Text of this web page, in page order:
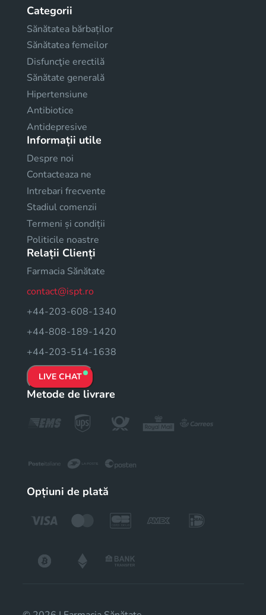
Categorii
Sănătatea bărbaților
Sănătatea femeilor
Disfuncţie erectilă
Sănătate generală
Hipertensiune
Antibiotice
Antidepresive
Informații utile
Despre noi
Contacteaza ne
Intrebari frecvente
Stadiul comenzii
Termeni și condiții
Politicile noastre
Relații Clienți
Farmacia Sănătate
contact@ispt.ro
+44-203-608-1340
+44-808-189-1420
+44-203-514-1638
LIVE CHAT
Metode de livrare
Opțiuni de plată